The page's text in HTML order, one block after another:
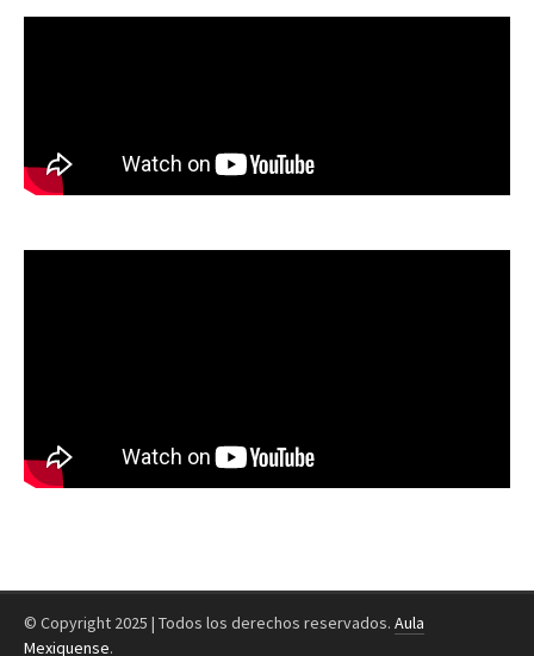
© Copyright 2025 | Todos los derechos reservados. Aula
Mexiquense.